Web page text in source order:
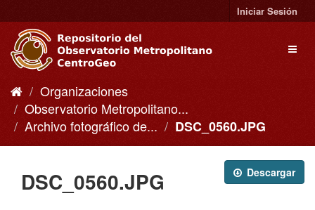
al
contenido
Iniciar Sesión
Organizaciones
Observatorio Metropolitano...
Archivo fotográfico de...
DSC_0560.JPG
Descargar
DSC_0560.JPG